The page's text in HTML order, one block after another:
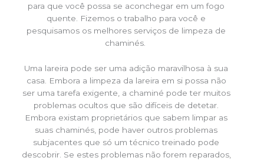
para que você possa se aconchegar em um fogo
quente. Fizemos o trabalho para você e
pesquisamos os melhores serviços de limpeza de
chaminés.
Uma lareira pode ser uma adição maravilhosa à sua
casa. Embora a limpeza da lareira em si possa não
ser uma tarefa exigente, a chaminé pode ter muitos
problemas ocultos que são difíceis de detetar.
Embora existam proprietários que sabem limpar as
suas chaminés, pode haver outros problemas
subjacentes que só um técnico treinado pode
descobrir. Se estes problemas não forem reparados,